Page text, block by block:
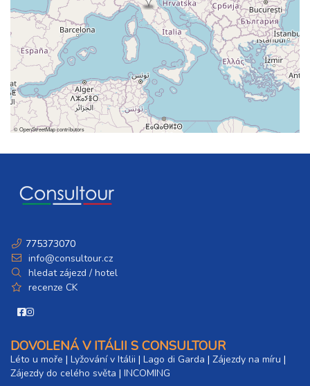
©OpenStreetMapcontributors
775373070
info@consultour.cz
hledat zájezd / hotel
recenze CK
DOVOLENÁ V ITÁLII S CONSULTOUR
Léto u moře | Lyžování v Itálii | Lago di Garda | Zájezdy na míru |
Zájezdy do celého světa | INCOMING